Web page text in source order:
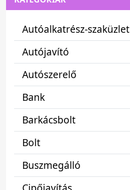
Autóalkatrész-szaküzlet
Autójavító
Autószerelő
Bank
Barkácsbolt
Bolt
Buszmegálló